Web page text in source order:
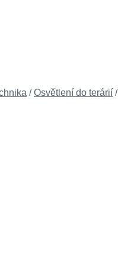
/ Osvětlení do terárií /